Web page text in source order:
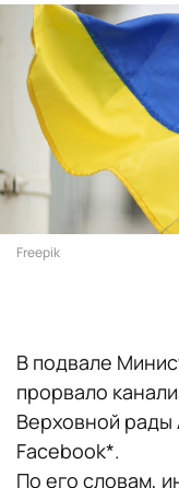
Freepik
В подвале
прорвало
Верховной рады
Facebook*.
По его словам,